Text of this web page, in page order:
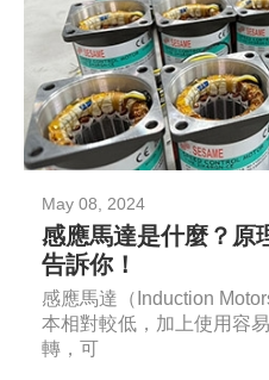
May 08, 2024
感應馬達是什麼？原
告訴你！
感應馬達（Induction
本相對較低，加上使用容
轉，可